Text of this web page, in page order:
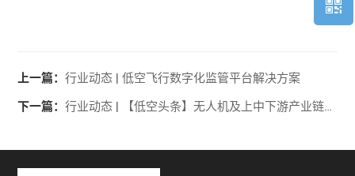
上一篇：行业动态 | 低空飞行数字化监管平台解决方案
下一篇：
行业动态 | 【低空头条】无人机及上中下游产业链类型图谱